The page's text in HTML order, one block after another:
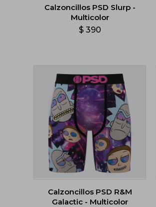
Calzoncillos PSD Slurp -
Multicolor
$ 390
Calzoncillos PSD R&M
Galactic - Multicolor